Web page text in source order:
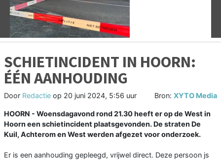
SCHIETINCIDENT IN HOORN:
ÉÉN AANHOUDING
Door Redactie op 20 juni 2024, 5:56 uur Bron: XYTO Media
HOORN - Woensdagavond rond 21.30 heeft er op de West in
Hoorn een schietincident plaatsgevonden. De straten De
Kuil, Achterom en West werden afgezet voor onderzoek.
Er is een aanhouding gepleegd, vrijwel direct. Deze persoon js